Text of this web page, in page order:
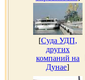
[Суда УДП,
других
компаний на
Дунае]